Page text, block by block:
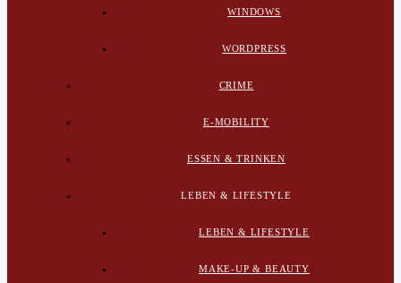
WINDOWS
WORDPRESS
CRIME
E-MOBILITY
ESSEN & TRINKEN
LEBEN & LIFESTYLE
LEBEN & LIFESTYLE
MAKE-UP & BEAUTY